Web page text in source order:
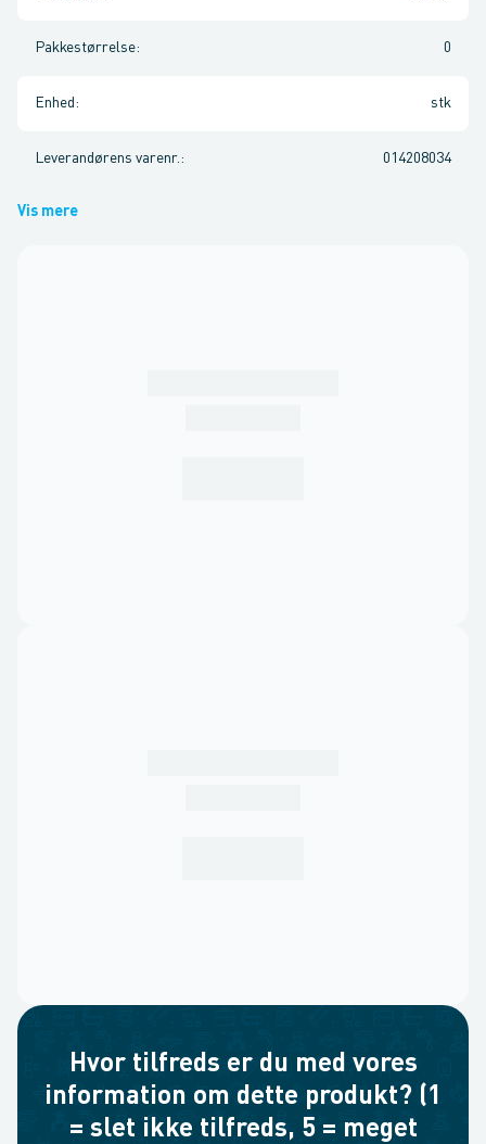
Pakkestørrelse: 0
Enhed : stk
Leverandørens varenr. : 014208034
Vis mere
Hvor tilfreds er du med vores
information om dette produkt? (1
= slet ikke tilfreds, 5 = meget